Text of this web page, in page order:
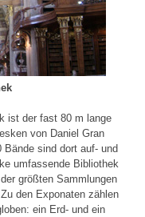
ist der fast 80 m lange
von Daniel Gran
sind dort auf- und
umfassende Bibliothek
größten Sammlungen
den Exponaten zählen
ein Erd- und ein